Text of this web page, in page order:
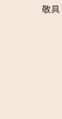
敬具